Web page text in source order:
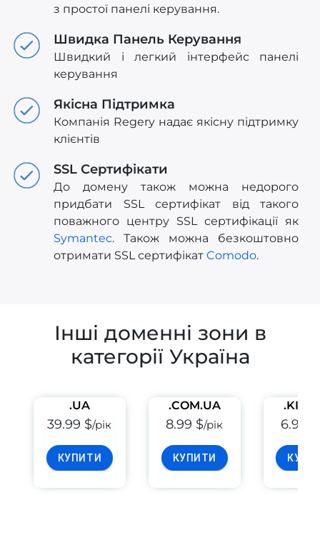
з простої панелі керування.
Швидка Панель Керування
Швидкий і легкий інтерфейс панелі
керування
Якісна Підтримка
Компанія Regery надає якісну підтримку
клієнтів
SSL Сертифікати
До домену також можна недорого
придбати SSL сертифікат від такого
поважного центру SSL сертифікації як
Symantec. Також можна безкоштовно
отримати SSL сертифікат Comodo.
Інші доменні зони в
категорії Україна
.UA
39.99 $/рік
КУПИТИ
.COM.UA
8.99 $/рік
КУПИТИ
6.99 $